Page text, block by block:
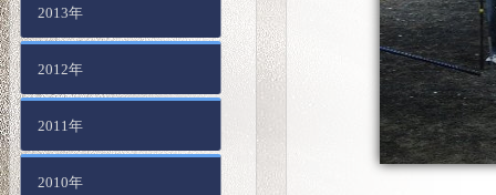
2013年
2012年
2011年
2010年